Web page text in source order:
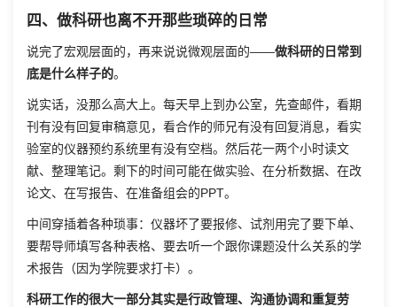
四、做科研也离不开那些琐碎的日常
说完了宏观层面的，再来说说微观层面的——做科研的日常到
底是什么样子的。
说实话，没那么高大上。每天早上到办公室，先查邮件，看期
刊有没有回复审稿意见，看合作的师兄有没有回复消息，看实
验室的仪器预约系统里有没有空档。然后花一两个小时读文
献、整理笔记。剩下的时间可能在做实验、在分析数据、在改
论文、在写报告、在准备组会的PPT。
中间穿插着各种琐事：仪器坏了要报修、试剂用完了要下单、
要帮导师填写各种表格、要去听一个跟你课题没什么关系的学
术报告（因为学院要求打卡）。
科研工作的很大一部分其实是行政管理、沟通协调和重复劳